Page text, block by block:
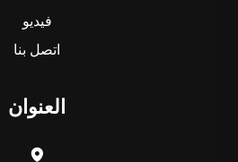
فيديو
اتصل بنا
العنوان